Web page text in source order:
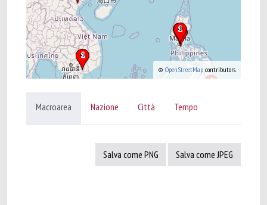
© OpenStreetMap contributors.
Macroarea Nazione Città Tempo
Salva come PNG Salva come JPEG